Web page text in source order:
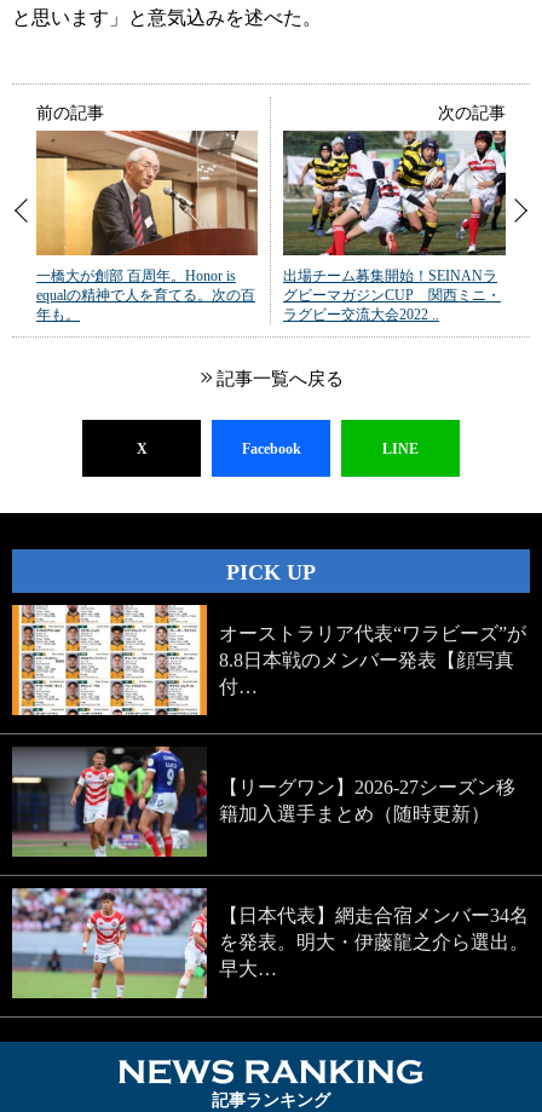
と思います」と意気込みを述べた。
前の記事
一橋大が創部 百周年。Honor is
equalの精神で人を育てる。次の百
年も。
次の記事
出場チーム募集開始！SEINANラ
グビーマガジンCUP 関西ミニ・
ラグビー交流大会2022 ..
記事一覧へ戻る
X Facebook LINE
PICK UP
オーストラリア代表“ワラビーズ”が
8.8日本戦のメンバー発表【顔写真
付…
【リーグワン】2026-27シーズン移
籍加入選手まとめ（随時更新）
【日本代表】網走合宿メンバー34名
を発表。明大・伊藤龍之介ら選出。
早大…
記事ランキング